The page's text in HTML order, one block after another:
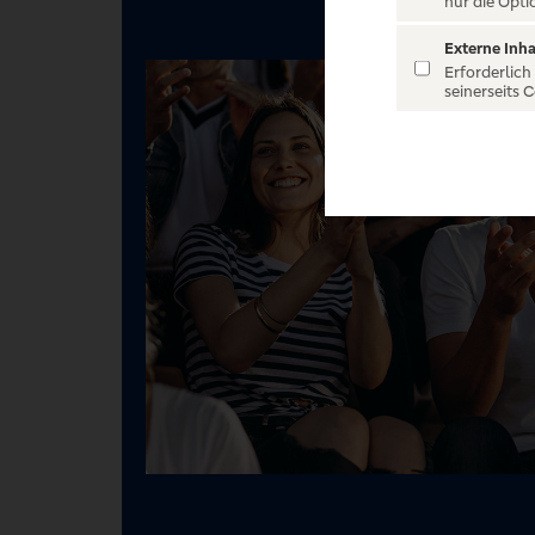
Externe
Erforderlich
seinerseits